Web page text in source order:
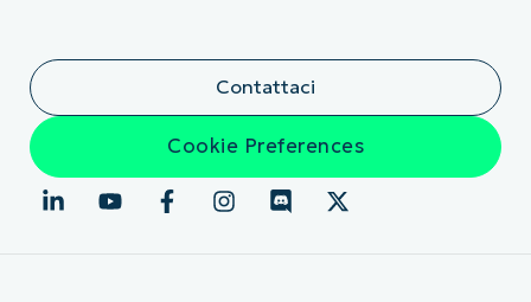
Contattaci
Cookie Preferences